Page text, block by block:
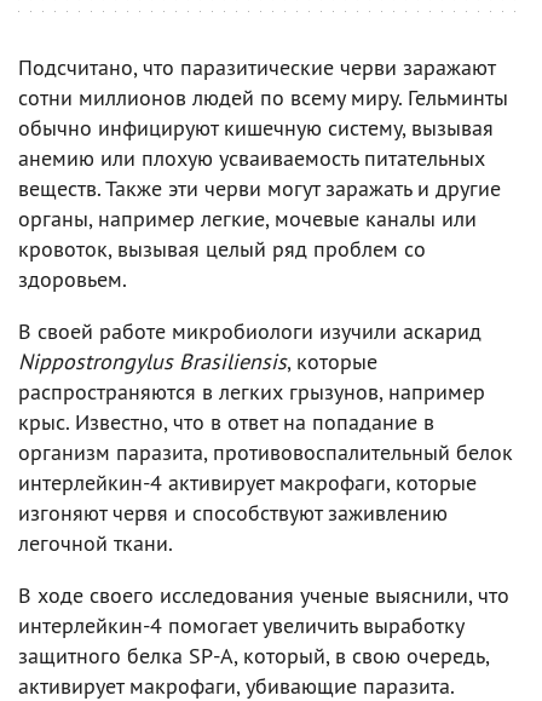
Подсчитано, что паразитические черви заражают
сотни миллионов людей по всему миру. Гельминты
обычно инфицируют кишечную систему, вызывая
анемию или плохую усваиваемость питательных
веществ. Также эти черви могут заражать и другие
органы, например легкие, мочевые каналы или
кровоток, вызывая целый ряд проблем со
здоровьем.
В своей работе микробиологи изучили аскарид
Nippostrongylus Brasiliensis, которые
распространяются в легких грызунов, например
крыс. Известно, что в ответ на попадание в
организм паразита, противовоспалительный белок
интерлейкин-4 активирует макрофаги, которые
изгоняют червя и способствуют заживлению
легочной ткани.
В ходе своего исследования ученые выяснили, что
интерлейкин-4 помогает увеличить выработку
защитного белка SP-A, который, в свою очередь,
активирует макрофаги, убивающие паразита.